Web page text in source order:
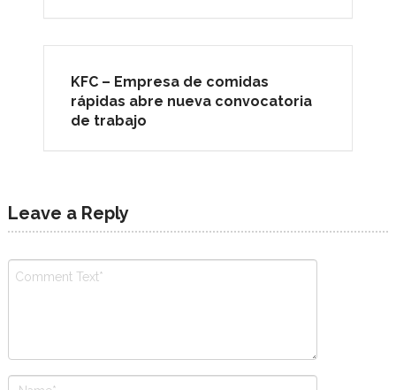
KFC – Empresa de comidas
rápidas abre nueva convocatoria
de trabajo
Leave a Reply